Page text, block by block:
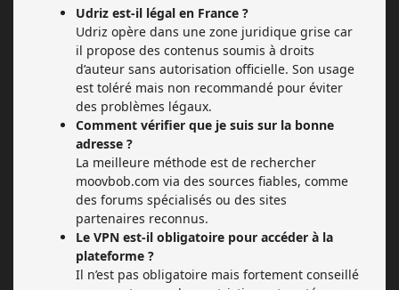
Udriz est-il légal en France ?
Udriz opère dans une zone juridique grise car
il propose des contenus soumis à droits
d’auteur sans autorisation officielle. Son usage
est toléré mais non recommandé pour éviter
des problèmes légaux.
Comment vérifier que je suis sur la bonne
adresse ?
La meilleure méthode est de rechercher
moovbob.com via des sources fiables, comme
des forums spécialisés ou des sites
partenaires reconnus.
Le VPN est-il obligatoire pour accéder à la
plateforme ?
Il n’est pas obligatoire mais fortement conseillé